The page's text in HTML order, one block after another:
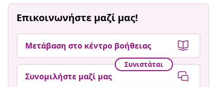
Επικοινωνήστε μαζί μας!
Μετάβαση στο κέντρο βοήθειας
Συνιστάται
Συνομιλήστε μαζί μας